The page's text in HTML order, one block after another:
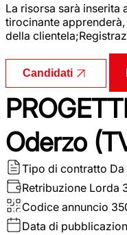
La risorsa sarà
tirocinante
della
Candidati
Oderzo
Tipo di contratto
Retribuzione Lorda
Codice annuncio
Data di